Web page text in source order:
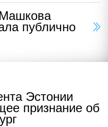
публично
Эстонии
признание об